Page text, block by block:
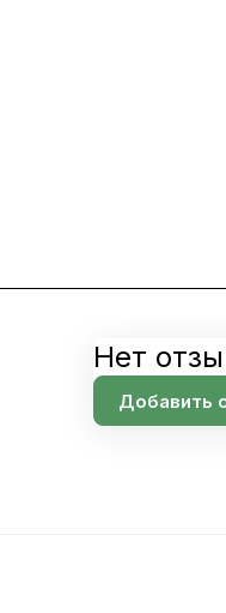
Нет
Добавить